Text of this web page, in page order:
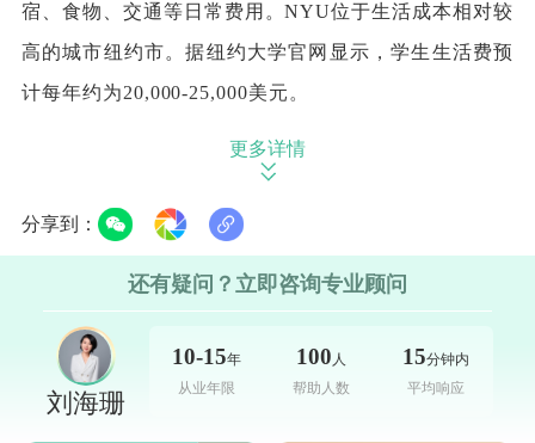
宿、食物、交通等日常费用。NYU位于生活成本相对较
高的城市纽约市。据纽约大学官网显示，学生生活费预
计每年约为20,000-25,000美元。
3.保险
纽约大学要求所有全日制学生都有健康保险。学生
可以选择学校提供的保险或购买私人保险。学校提供的
保险费用每年约为3,000美元至5,000美元。
更多详情
分享到：
还有疑问？立即咨询专业顾问
刘海珊
10-15年
从业年限
100 人
帮助人数
15分钟内
平均响应